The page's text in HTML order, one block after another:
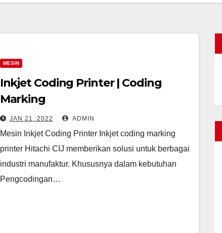
MESIN
Inkjet Coding Printer | Coding
Marking
JAN 21, 2022 ADMIN
Mesin Inkjet Coding Printer Inkjet coding marking
printer Hitachi CIJ memberikan solusi untuk berbagai
industri manufaktur. Khususnya dalam kebutuhan
Pengcodingan…